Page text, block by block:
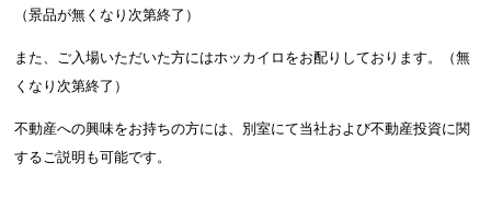
（景品が無くなり次第終了）
また、ご入場いただいた方にはホッカイロをお配りしております。（無
くなり次第終了）
不動産への興味をお持ちの方には、別室にて当社および不動産投資に関
するご説明も可能です。